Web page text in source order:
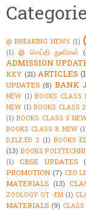
@ BREAKING NEWS (1)
(1) @ செய்தி துளிகள்
ADMISSION
KEY (21) ARTICLES
UPDATES (8) BANK
NEW (1) BOOKS CLASS
NEW (1) BOOKS CLASS
(1) BOOKS CLASS 5
BOOKS CLASS 8 NEW
D.ELE.ED 2 (1) BOOKS
(13) BOOKS
(1)
CBSE UPDATES
PROMOTION (7) CEO
MATERIALS (13)
ZOOLOGY OT -EM (1)
MATERIALS (9)